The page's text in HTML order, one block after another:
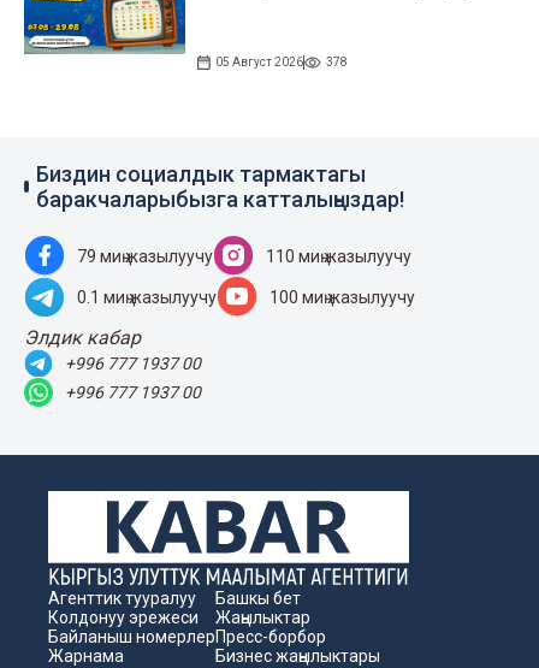
05 Август 2026 378
Биздин социалдык тармактагы
баракчаларыбызга катталыңыздар!
79 миң жазылуучу 110 миң жазылуучу
0.1 миң жазылуучу 100 миң жазылуучу
Элдик кабар
+996 777 1937 00
+996 777 1937 00
Агенттик тууралуу
Колдонуу эрежеси
Байланыш номерлер
Жарнама
Башкы бет
Жаңылыктар
Пресс-борбор
Бизнес жаңылыктары